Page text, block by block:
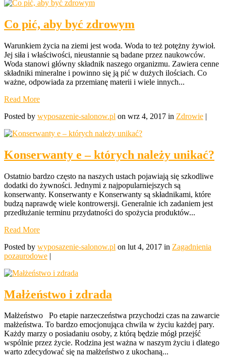
Co pić, aby być zdrowym
Warunkiem życia na ziemi jest woda. Woda to też potężny żywioł.
Jej siła i właściwości, nieustannie są badane przez naukowców.
Woda stanowi główny składnik naszego organizmu. Zawiera cenne
składniki mineralne i powinno się ją pić w dużych ilościach. Co
ważne, odpowiada za przemianę materii i wiele innych...
Read More
Posted by wyposazenie-salonow.pl on wrz 4, 2017 in Zdrowie |
Konserwanty e – których należy unikać?
Ostatnio bardzo często na naszych ustach pojawiają się szkodliwe
dodatki do żywności. Jednymi z najpopularniejszych są
konserwanty. Konserwanty e Konserwanty są składnikami, które
budzą naprawdę wiele kontrowersji. Generalnie ich zadaniem jest
przedłużanie terminu przydatności do spożycia produktów...
Read More
Posted by wyposazenie-salonow.pl on lut 4, 2017 in Zagadnienia
pozaurodowe |
Małżeństwo i zdrada
Małżeństwo Po etapie narzeczeństwa przychodzi czas na zawarcie
małżeństwa. To bardzo emocjonująca chwila w życiu każdej pary.
Każdy marzy o posiadaniu osoby, z którą będzie mógł przejść
wspólnie przez życie. Rodzina jest ważna w naszym życiu i dlatego
warto zdecydować się na małżeństwo z ukochaną...